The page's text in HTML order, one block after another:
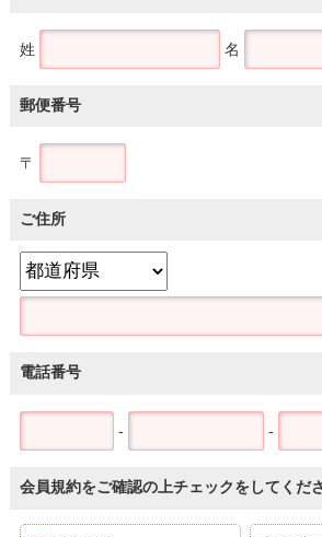
姓 名
郵便番号
〒
ご住所
電話番号
- -
会員規約をご確認の上チェックをしてくだ